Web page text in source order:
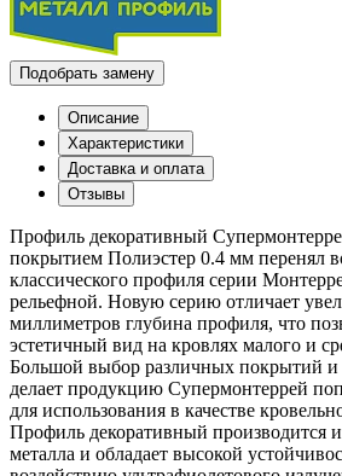
Подобрать замену
Описание
Характеристики
Доставка и оплата
Отзывы
Профиль декоративный
покрытием Полиэстер 0.4 мм перенял
классического профиля серии
рельефной. Новую серию отличает
миллиметров глубина профиля, что
эстетичный вид на кровлях малого и
Большой выбор различных покрытий и
делает продукцию Супермонтеррей
для использования в качестве
Профиль декоративный производится
металла и обладает высокой